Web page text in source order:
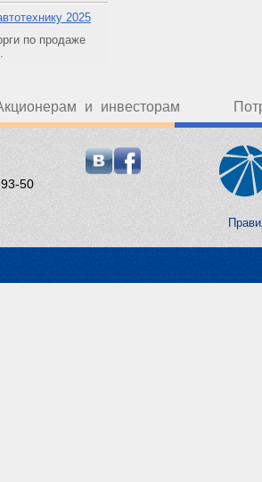
2025
по продаже
и инвесторам
50